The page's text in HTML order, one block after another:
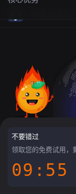
不要错过
领取您的免费试用，
09:55